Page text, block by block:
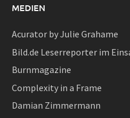
MEDIEN
Acurator by Julie Grahame
Bild.de Leserreporter im
Burnmagazine
Complexity in a Frame
Damian Zimmermann